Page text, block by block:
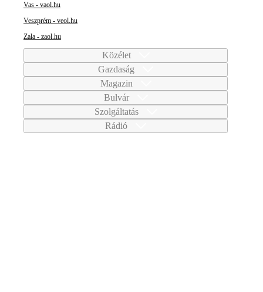
Vas - vaol.hu
Veszprém - veol.hu
Zala - zaol.hu
Közélet
Gazdaság
Magazin
Bulvár
Szolgáltatás
Rádió